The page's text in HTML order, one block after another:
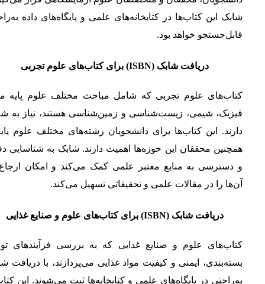
شابک این کتاب‌ها در کتابخانه‌های علمی و پایگاه‌های داده
قابل‌جستجو خواهد بود.
دریافت شابک (ISBN) برای کتاب‌های علوم تجربی
کتاب‌های علوم تجربی که شامل مباحث مختلف علوم پایه
فیزیک، شیمی، زیست‌شناسی و زمین‌شناسی هستند، نیاز به
دارند. این کتاب‌ها برای دانشجویان رشته‌های مختلف علوم
همچنین محققان این حوزه‌ها اهمیت دارند. شابک به شناسایی
و دسترسی به منابع معتبر علمی کمک می‌کند و امکان
آن‌ها را در مقالات علمی و تحقیقاتی تسهیل می‌کند.
دریافت شابک (ISBN) برای کتاب‌های علوم و صنایع غذایی
کتاب‌های علوم و صنایع غذایی که به بررسی فرآیندهای
بسته‌بندی، ایمنی و کیفیت مواد غذایی می‌پردازند، با دریافت
به‌راحتی در پایگاه‌های علمی و کتابخانه‌ها ثبت می‌شوند. این